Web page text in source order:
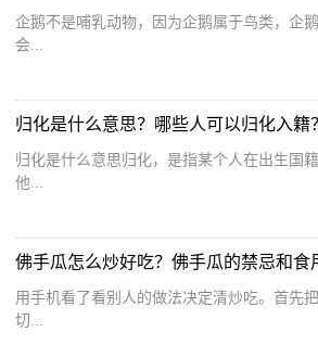
企鹅不是哺乳动物，因为企鹅属于鸟类，企
会...
归化是什么意思？哪些人可以归化入籍？
归化是什么意思归化，是指某个人在出生国
他...
佛手瓜怎么炒好吃？佛手瓜的禁忌和食
用手机看了看别人的做法决定清炒吃。首先
切...